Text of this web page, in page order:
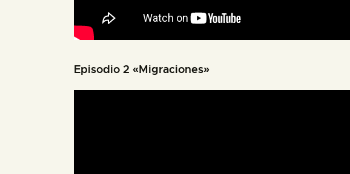
Episodio 2 «Migraciones»